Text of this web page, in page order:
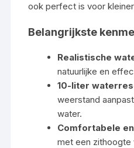
ook perfect is voor
Belangrijkste
Realistische
natuurlijke en
10-liter
weerstand
water.
Comfortabele
met een zithoogte